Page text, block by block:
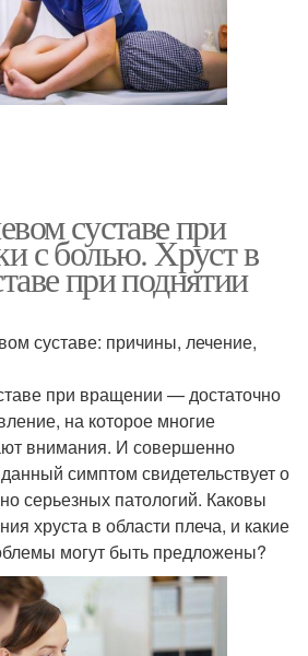
суставе при
с болью. Хруст в
при поднятии
суставе: причины, лечение,
при вращении — достаточно
на которое многие
внимания. И совершенно
симптом свидетельствует о
серьезных патологий. Каковы
хруста в области плеча, и какие
могут быть предложены?